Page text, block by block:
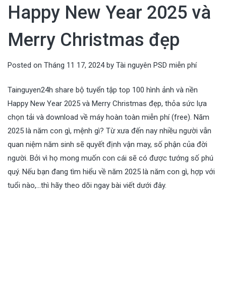
Happy New Year 2025 và
Merry Christmas đẹp
Posted on Tháng 11 17, 2024by Tài nguyên PSD miễn phí
Tainguyen24h share bộ tuyển tập top 100 hình ảnh và nền
Happy New Year 2025 và Merry Christmas đẹp, thỏa sức lựa
chọn tải và download về máy hoàn toàn miễn phí (free). Năm
2025 là năm con gì, mệnh gì? Từ xưa đến nay nhiều người vẫn
quan niệm năm sinh sẽ quyết định vận may, số phận của đời
người. Bởi vì họ mong muốn con cái sẽ có được tướng số phú
quý. Nếu bạn đang tìm hiểu về năm 2025 là năm con gì, hợp với
tuổi nào,…thì hãy theo dõi ngay bài viết dưới đây.